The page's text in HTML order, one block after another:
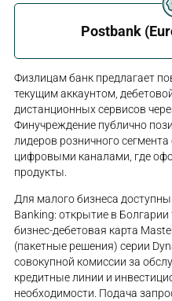
Postbank
Физлицам банк предлагает
текущим аккаунтом,
дистанционных сервисов
Финучреждение публично
лидеров розничного
цифровыми каналами, где
продукты.
Для малого бизнеса
Banking: открытие в Болгарии
бизнес-дебетовая карта
(пакетные решения) серии
совокупной комиссии за
кредитные линии и
необходимости. Подача